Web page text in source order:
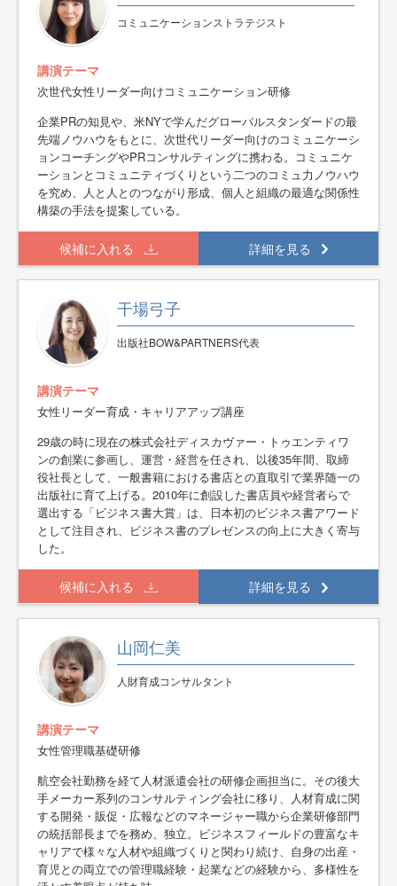
コミュニケーションストラテジスト
講演テーマ
次世代女性リーダー向けコミュニケーション研修
企業PRの知見や、米NYで学んだグローバルスタンダードの最
先端ノウハウをもとに、次世代リーダー向けのコミュニケーシ
ョンコーチングやPRコンサルティングに携わる。コミュニケ
ーションとコミュニティづくりという二つのコミュ力ノウハウ
を究め、人と人とのつながり形成、個人と組織の最適な関係性
構築の手法を提案している。
候補に入れる 詳細を見る
干場弓子
出版社BOW&PARTNERS代表
講演テーマ
女性リーダー育成・キャリアアップ講座
29歳の時に現在の株式会社ディスカヴァー・トゥエンティワ
ンの創業に参画し、運営・経営を任され、以後35年間、取締
役社長として、一般書籍における書店との直取引で業界随一の
出版社に育て上げる。2010年に創設した書店員や経営者らで
選出する「ビジネス書大賞」は、日本初のビジネス書アワード
として注目され、ビジネス書のプレゼンスの向上に大きく寄与
した。
候補に入れる 詳細を見る
山岡仁美
人財育成コンサルタント
講演テーマ
女性管理職基礎研修
航空会社勤務を経て人材派遣会社の研修企画担当に。その後大
手メーカー系列のコンサルティング会社に移り、人材育成に関
する開発・販促・広報などのマネージャー職から企業研修部門
の統括部長までを務め、独立。ビジネスフィールドの豊富なキ
ャリアで様々な人材や組織づくりと関わり続け、自身の出産・
育児との両立での管理職経験・起業などの経験から、多様性を